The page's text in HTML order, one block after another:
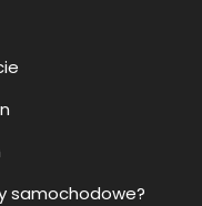
samochodowe?